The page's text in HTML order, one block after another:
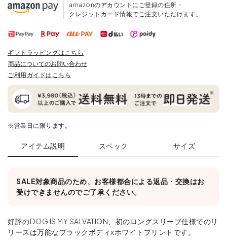
amazonのアカウントにご登録の住所・
クレジットカード情報でご注文いただけます。
ギフトラッピングはこちら
商品についてのお問い合わせ
ご利用ガイドはこちら
※営業日に限ります。
アイテム説明 スペック サイズ
SALE対象商品のため、お客様都合による返品・交換はお
受けできませんのでご了承ください。
好評のDOG IS MY SALVATION、初のロングスリーブ仕様でのリ
リースは万能なブラックボディxホワイトプリントです。